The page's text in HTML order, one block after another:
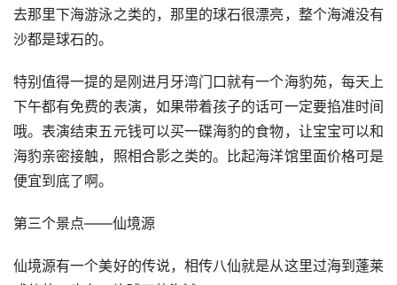
去那里下海游泳之类的，那里的球石很漂亮，整个海滩没有
沙都是球石的。
特别值得一提的是刚进月牙湾门口就有一个海豹苑，每天上
下午都有免费的表演，如果带着孩子的话可一定要掐准时间
哦。表演结束五元钱可以买一碟海豹的食物，让宝宝可以和
海豹亲密接触，照相合影之类的。比起海洋馆里面价格可是
便宜到底了啊。
第三个景点——仙境源
仙境源有一个美好的传说，相传八仙就是从这里过海到蓬莱